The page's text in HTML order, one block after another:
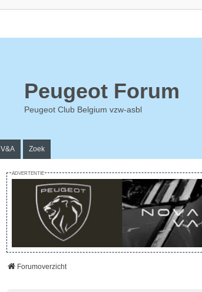
Peugeot Forum
Peugeot Club Belgium vzw-asbl
V&A Zoek
ADVERTENTIE
Forumoverzicht